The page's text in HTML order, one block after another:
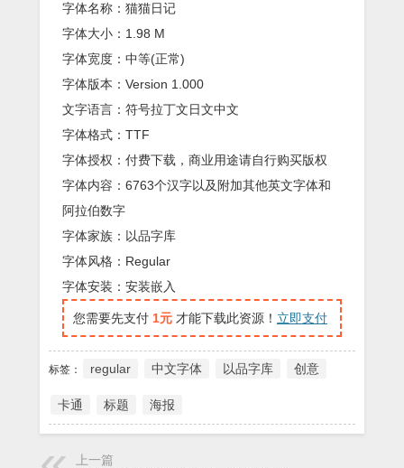
字体名称：猫猫日记
字体大小：1.98 M
字体宽度：中等(正常)
字体版本：Version 1.000
文字语言：符号拉丁文日文中文
字体格式：TTF
字体授权：付费下载，商业用途请自行购买版权
字体内容：6763个汉字以及附加其他英文字体和
阿拉伯数字
字体家族：以品字库
字体风格：Regular
字体安装：安装嵌入
您需要先支付 1元 才能下载此资源！ 立即支付
标签： regular 中文字体 以品字库 创意
卡通 标题 海报
上一篇